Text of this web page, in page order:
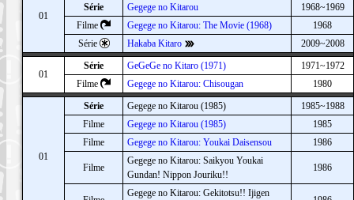
01
Série
Gegege no Kitarou
1968~1969
Filme
Gegege no Kitarou: The Movie (1968)
1968
Série
Hakaba Kitaro 2009~2008
01
Série GeGeGe no Kitaro (1971)
1971~1972
Filme
Gegege no Kitarou: Chisougan 1980
01
Série Gegege no Kitarou (1985)
1985~1988
Filme
Gegege no Kitarou (1985)
1985
Filme
Gegege no Kitarou: Youkai Daisensou 1986
Filme
Gegege no Kitarou: Saikyou Youkai
Gundan! Nippon Jouriku!!
1986
Gegege no Kitarou: Gekitotsu!! Ijigen